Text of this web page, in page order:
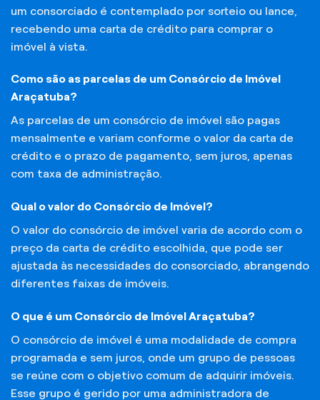
um consorciado é contemplado por sorteio ou lance,
recebendo uma carta de crédito para comprar o
imóvel à vista.
Como são as parcelas de um Consórcio de Imóvel
Araçatuba?
As parcelas de um consórcio de imóvel são pagas
mensalmente e variam conforme o valor da carta de
crédito e o prazo de pagamento, sem juros, apenas
com taxa de administração.
Qual o valor do Consórcio de Imóvel?
O valor do consórcio de imóvel varia de acordo com o
preço da carta de crédito escolhida, que pode ser
ajustada às necessidades do consorciado, abrangendo
diferentes faixas de imóveis.
O que é um Consórcio de Imóvel Araçatuba?
O consórcio de imóvel é uma modalidade de compra
programada e sem juros, onde um grupo de pessoas
se reúne com o objetivo comum de adquirir imóveis.
Esse grupo é gerido por uma administradora de